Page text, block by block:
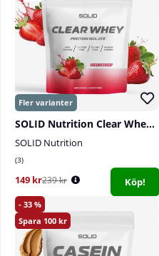
SOLID Nutrition Clear Whey, 300 g
SOLID Nutrition
3
149 kr239 kr Köp!
33
100